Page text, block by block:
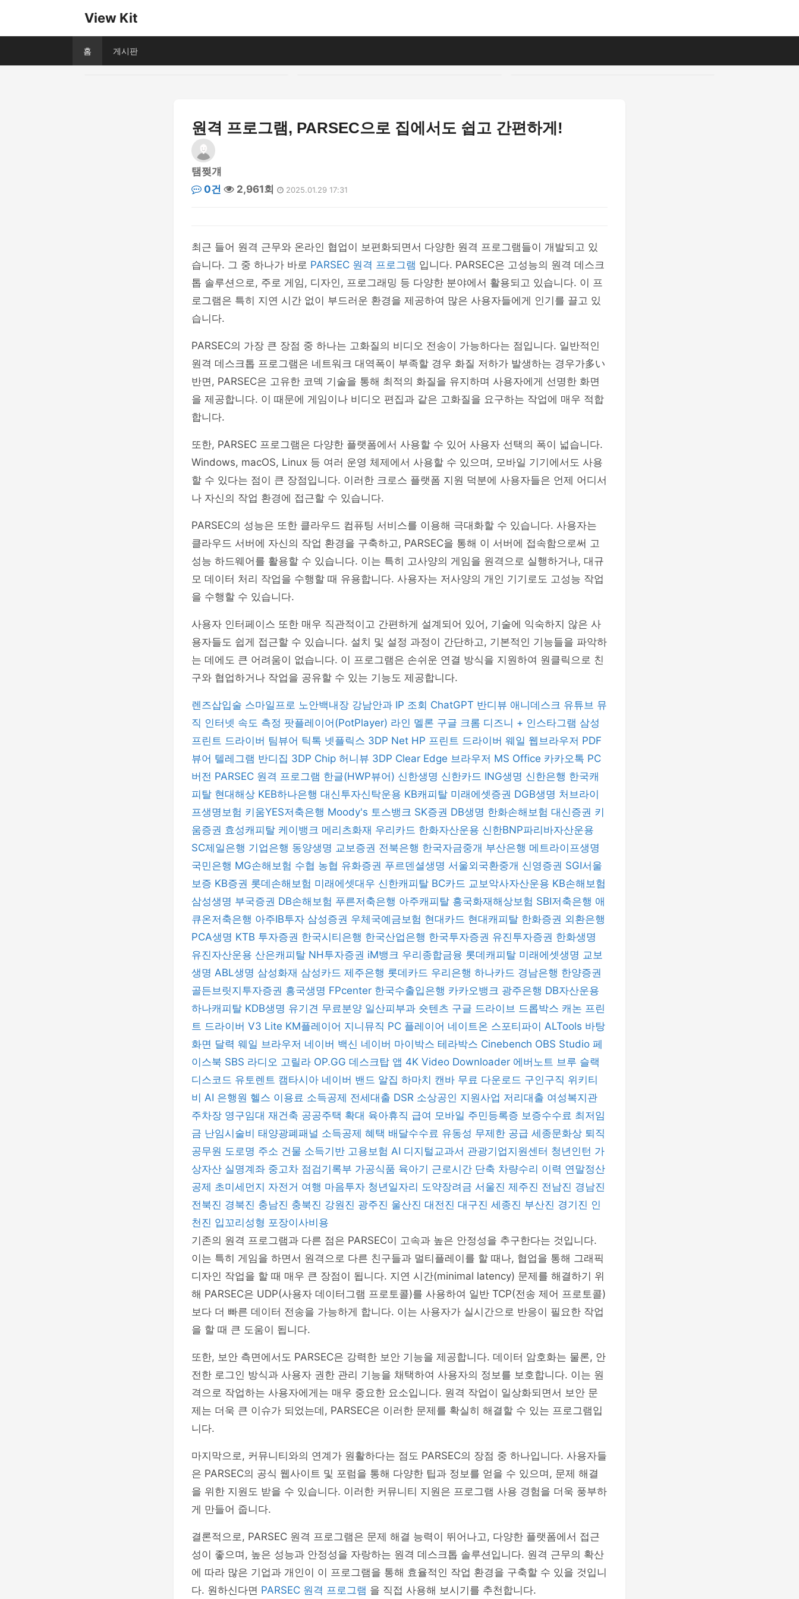
View Kit
홈 게시판
원격 프로그램, PARSEC으로 집에서도 쉽고 간편하게!
탬쩢걔
0건
2,961회 2025.01.29 17:31
최근 들어 원격 근무와 온라인 협업이 보편화되면서 다양한 원격 프로그램들이 개발되고 있
습니다. 그 중 하나가 바로 PARSEC 원격 프로그램 입니다. PARSEC은 고성능의 원격 데스크
톱 솔루션으로, 주로 게임, 디자인, 프로그래밍 등 다양한 분야에서 활용되고 있습니다. 이 프
로그램은 특히 지연 시간 없이 부드러운 환경을 제공하여 많은 사용자들에게 인기를 끌고 있
습니다.
PARSEC의 가장 큰 장점 중 하나는 고화질의 비디오 전송이 가능하다는 점입니다. 일반적인
원격 데스크톱 프로그램은 네트워크 대역폭이 부족할 경우 화질 저하가 발생하는 경우가多い
반면, PARSEC은 고유한 코덱 기술을 통해 최적의 화질을 유지하며 사용자에게 선명한 화면
을 제공합니다. 이 때문에 게임이나 비디오 편집과 같은 고화질을 요구하는 작업에 매우 적합
합니다.
또한, PARSEC 프로그램은 다양한 플랫폼에서 사용할 수 있어 사용자 선택의 폭이 넓습니다.
Windows, macOS, Linux 등 여러 운영 체제에서 사용할 수 있으며, 모바일 기기에서도 사용
할 수 있다는 점이 큰 장점입니다. 이러한 크로스 플랫폼 지원 덕분에 사용자들은 언제 어디서
나 자신의 작업 환경에 접근할 수 있습니다.
PARSEC의 성능은 또한 클라우드 컴퓨팅 서비스를 이용해 극대화할 수 있습니다. 사용자는
클라우드 서버에 자신의 작업 환경을 구축하고, PARSEC을 통해 이 서버에 접속함으로써 고
성능 하드웨어를 활용할 수 있습니다. 이는 특히 고사양의 게임을 원격으로 실행하거나, 대규
모 데이터 처리 작업을 수행할 때 유용합니다. 사용자는 저사양의 개인 기기로도 고성능 작업
을 수행할 수 있습니다.
사용자 인터페이스 또한 매우 직관적이고 간편하게 설계되어 있어, 기술에 익숙하지 않은 사
용자들도 쉽게 접근할 수 있습니다. 설치 및 설정 과정이 간단하고, 기본적인 기능들을 파악하
는 데에도 큰 어려움이 없습니다. 이 프로그램은 손쉬운 연결 방식을 지원하여 원클릭으로 친
구와 협업하거나 작업을 공유할 수 있는 기능도 제공합니다.
렌즈삽입술 스마일프로 노안백내장 강남안과 IP 조회 ChatGPT 반디뷰 애니데스크 유튜브 뮤
직 인터넷 속도 측정 팟플레이어(PotPlayer) 라인 멜론 구글 크롬 디즈니 + 인스타그램 삼성
프린트 드라이버 팀뷰어 틱톡 넷플릭스 3DP Net HP 프린트 드라이버 웨일 웹브라우저 PDF
뷰어 텔레그램 반디집 3DP Chip 허니뷰 3DP Clear Edge 브라우저 MS Office 카카오톡 PC
버전 PARSEC 원격 프로그램 한글(HWP뷰어) 신한생명 신한카드 ING생명 신한은행 한국캐
피탈 현대해상 KEB하나은행 대신투자신탁운용 KB캐피탈 미래에셋증권 DGB생명 처브라이
프생명보험 키움YES저축은행 Moody's 토스뱅크 SK증권 DB생명 한화손해보험 대신증권 키
움증권 효성캐피탈 케이뱅크 메리츠화재 우리카드 한화자산운용 신한BNP파리바자산운용
SC제일은행 기업은행 동양생명 교보증권 전북은행 한국자금중개 부산은행 메트라이프생명
국민은행 MG손해보험 수협 농협 유화증권 푸르덴셜생명 서울외국환중개 신영증권 SGI서울
보증 KB증권 롯데손해보험 미래에셋대우 신한캐피탈 BC카드 교보악사자산운용 KB손해보험
삼성생명 부국증권 DB손해보험 푸른저축은행 아주캐피탈 흥국화재해상보험 SBI저축은행 애
큐온저축은행 아주IB투자 삼성증권 우체국예금보험 현대카드 현대캐피탈 한화증권 외환은행
PCA생명 KTB 투자증권 한국시티은행 한국산업은행 한국투자증권 유진투자증권 한화생명
유진자산운용 산은캐피탈 NH투자증권 iM뱅크 우리종합금융 롯데캐피탈 미래에셋생명 교보
생명 ABL생명 삼성화재 삼성카드 제주은행 롯데카드 우리은행 하나카드 경남은행 한양증권
골든브릿지투자증권 흥국생명 FPcenter 한국수출입은행 카카오뱅크 광주은행 DB자산운용
하나캐피탈 KDB생명 유기견 무료분양 일산피부과 숏텐츠 구글 드라이브 드롭박스 캐논 프린
트 드라이버 V3 Lite KM플레이어 지니뮤직 PC 플레이어 네이트온 스포티파이 ALTools 바탕
화면 달력 웨일 브라우저 네이버 백신 네이버 마이박스 테라박스 Cinebench OBS Studio 페
이스북 SBS 라디오 고릴라 OP.GG 데스크탑 앱 4K Video Downloader 에버노트 브루 슬랙
디스코드 유토렌트 캠타시아 네이버 밴드 알집 하마치 캔바 무료 다운로드 구인구직 위키티
비 AI 은행원 헬스 이용료 소득공제 전세대출 DSR 소상공인 지원사업 저리대출 여성복지관
주차장 영구임대 재건축 공공주택 확대 육아휴직 급여 모바일 주민등록증 보증수수료 최저임
금 난임시술비 태양광폐패널 소득공제 혜택 배달수수료 유동성 무제한 공급 세종문화상 퇴직
공무원 도로명 주소 건물 소득기반 고용보험 AI 디지털교과서 관광기업지원센터 청년인턴 가
상자산 실명계좌 중고차 점검기록부 가공식품 육아기 근로시간 단축 차량수리 이력 연말정산
공제 초미세먼지 자전거 여행 마음투자 청년일자리 도약장려금 서울진 제주진 전남진 경남진
전북진 경북진 충남진 충북진 강원진 광주진 울산진 대전진 대구진 세종진 부산진 경기진 인
천진 입꼬리성형 포장이사비용
기존의 원격 프로그램과 다른 점은 PARSEC이 고속과 높은 안정성을 추구한다는 것입니다.
이는 특히 게임을 하면서 원격으로 다른 친구들과 멀티플레이를 할 때나, 협업을 통해 그래픽
디자인 작업을 할 때 매우 큰 장점이 됩니다. 지연 시간(minimal latency) 문제를 해결하기 위
해 PARSEC은 UDP(사용자 데이터그램 프로토콜)를 사용하여 일반 TCP(전송 제어 프로토콜)
보다 더 빠른 데이터 전송을 가능하게 합니다. 이는 사용자가 실시간으로 반응이 필요한 작업
을 할 때 큰 도움이 됩니다.
또한, 보안 측면에서도 PARSEC은 강력한 보안 기능을 제공합니다. 데이터 암호화는 물론, 안
전한 로그인 방식과 사용자 권한 관리 기능을 채택하여 사용자의 정보를 보호합니다. 이는 원
격으로 작업하는 사용자에게는 매우 중요한 요소입니다. 원격 작업이 일상화되면서 보안 문
제는 더욱 큰 이슈가 되었는데, PARSEC은 이러한 문제를 확실히 해결할 수 있는 프로그램입
니다.
마지막으로, 커뮤니티와의 연계가 원활하다는 점도 PARSEC의 장점 중 하나입니다. 사용자들
은 PARSEC의 공식 웹사이트 및 포럼을 통해 다양한 팁과 정보를 얻을 수 있으며, 문제 해결
을 위한 지원도 받을 수 있습니다. 이러한 커뮤니티 지원은 프로그램 사용 경험을 더욱 풍부하
게 만들어 줍니다.
결론적으로, PARSEC 원격 프로그램은 문제 해결 능력이 뛰어나고, 다양한 플랫폼에서 접근
성이 좋으며, 높은 성능과 안정성을 자랑하는 원격 데스크톱 솔루션입니다. 원격 근무의 확산
에 따라 많은 기업과 개인이 이 프로그램을 통해 효율적인 작업 환경을 구축할 수 있을 것입니
다. 원하신다면 PARSEC 원격 프로그램 을 직접 사용해 보시기를 추천합니다.